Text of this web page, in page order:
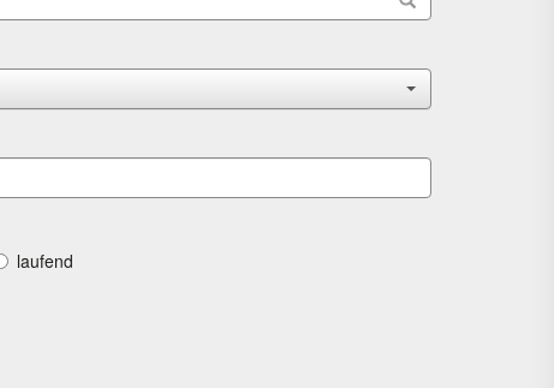
laufend